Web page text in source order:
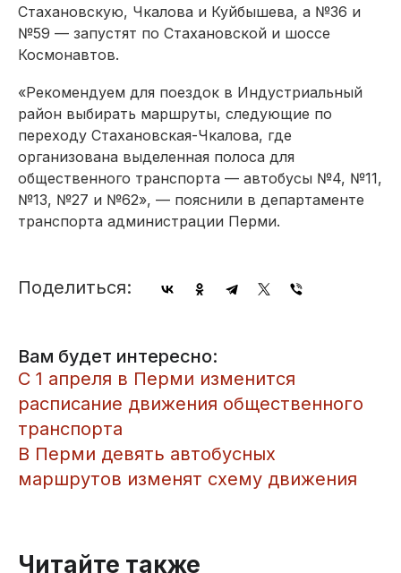
Стахановскую, Чкалова и Куйбышева, а №36 и
№59 — запустят по Стахановской и шоссе
Космонавтов.
«Рекомендуем для поездок в Индустриальный
район выбирать маршруты, следующие по
переходу Стахановская-Чкалова, где
организована выделенная полоса для
общественного транспорта — автобусы №4, №11,
№13, №27 и №62», — пояснили в департаменте
транспорта администрации Перми.
Поделиться:
Вам будет интересно:
С 1 апреля в Перми изменится
расписание движения общественного
транспорта
В Перми девять автобусных
маршрутов изменят схему движения
Читайте также